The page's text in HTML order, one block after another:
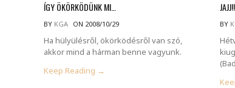
ÍGY ÖKÖRKÖDÜNK MI…
BY KGA ON 2008/10/29
Ha hülyülésről, ökörködésről van szó,
akkor mind a hárman benne vagyunk.
Keep Reading →
BY